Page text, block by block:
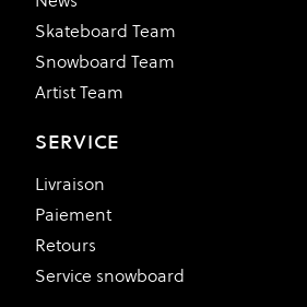
Skateboard Team
Snowboard Team
Artist Team
SERVICE
Livraison
Paiement
Retours
Service snowboard